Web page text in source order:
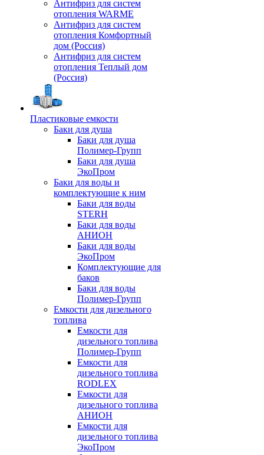
Антифриз для систем
отопления WARME
Антифриз для систем
отопления Комфортный
дом (Россия)
Антифриз для систем
отопления Теплый дом
(Россия)
Пластиковые емкости
Баки для душа
Баки для душа
Полимер-Групп
Баки для душа
ЭкоПром
Баки для воды и
комплектующие к ним
Баки для воды
STERH
Баки для воды
АНИОН
Баки для воды
ЭкоПром
Комплектующие для
баков
Баки для воды
Полимер-Групп
Емкости для дизельного
топлива
Емкости для
дизельного топлива
Полимер-Групп
Емкости для
дизельного топлива
RODLEX
Емкости для
дизельного топлива
АНИОН
Емкости для
дизельного топлива
ЭкоПром